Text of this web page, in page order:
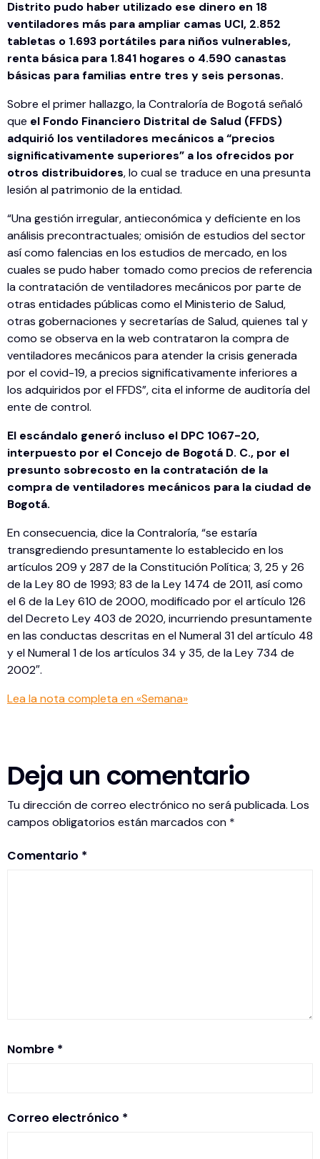
Distrito pudo haber utilizado ese dinero en 18
ventiladores más para ampliar camas UCI, 2.852
tabletas o 1.693 portátiles para niños vulnerables,
renta básica para 1.841 hogares o 4.590 canastas
básicas para familias entre tres y seis personas.
Sobre el primer hallazgo, la Contraloría de Bogotá señaló
que el Fondo Financiero Distrital de Salud (FFDS)
adquirió los ventiladores mecánicos a “precios
significativamente superiores” a los ofrecidos por
otros distribuidores, lo cual se traduce en una presunta
lesión al patrimonio de la entidad.
“Una gestión irregular, antieconómica y deficiente en los
análisis precontractuales; omisión de estudios del sector
así como falencias en los estudios de mercado, en los
cuales se pudo haber tomado como precios de referencia
la contratación de ventiladores mecánicos por parte de
otras entidades públicas como el Ministerio de Salud,
otras gobernaciones y secretarías de Salud, quienes tal y
como se observa en la web contrataron la compra de
ventiladores mecánicos para atender la crisis generada
por el covid-19, a precios significativamente inferiores a
los adquiridos por el FFDS”, cita el informe de auditoría del
ente de control.
El escándalo generó incluso el DPC 1067-20,
interpuesto por el Concejo de Bogotá D. C., por el
presunto sobrecosto en la contratación de la
compra de ventiladores mecánicos para la ciudad de
Bogotá.
En consecuencia, dice la Contraloría, “se estaría
transgrediendo presuntamente lo establecido en los
artículos 209 y 287 de la Constitución Política; 3, 25 y 26
de la Ley 80 de 1993; 83 de la Ley 1474 de 2011, así como
el 6 de la Ley 610 de 2000, modificado por el artículo 126
del Decreto Ley 403 de 2020, incurriendo presuntamente
en las conductas descritas en el Numeral 31 del artículo 48
y el Numeral 1 de los artículos 34 y 35, de la Ley 734 de
2002″.
Lea la nota completa en «Semana»
Deja un comentario
Tu dirección de correo electrónico no será publicada. Los
campos obligatorios están marcados con *
Comentario *
Nombre *
Correo electrónico *